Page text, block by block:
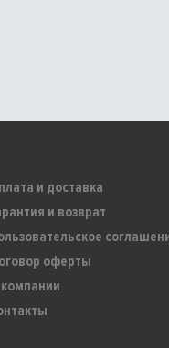
и доставка
и возврат
оферты